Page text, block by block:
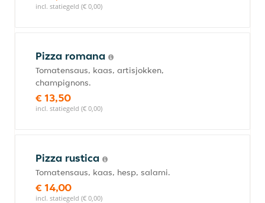
incl. statiegeld (€ 0,00)
Pizza romana
Tomatensaus, kaas, artisjokken,
champignons.
€ 13,50
incl. statiegeld (€ 0,00)
Pizza rustica
Tomatensaus, kaas, hesp, salami.
€ 14,00
incl. statiegeld (€ 0,00)